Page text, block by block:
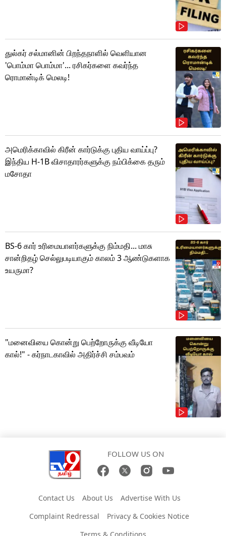
துல்கர் சல்மானின் பிறந்தநாளில் வெளியான
'பொம்மா பொம்மா'... ரசிகர்களை கவர்ந்த
ரொமான்டிக் மெலடி!
அமெரிக்காவில் கிரீன் கார்டுக்கு புதிய வாய்ப்பு?
இந்திய H-1B விசாதாரர்களுக்கு நம்பிக்கை தரும்
மசோதா
BS-6 கார் உரிமையாளர்களுக்கு நிம்மதி... மாசு
சான்றிதழ் செல்லுபடியாகும் காலம் 3 ஆண்டுகளாக
உயருமா?
"மனைவியை கொன்று பெற்றோருக்கு வீடியோ
கால்!" - கர்நாடகாவில் அதிர்ச்சி சம்பவம்
FOLLOW US ON
Contact Us About Us
Advertise With Us
Complaint Redressal
Privacy & Cookies Notice
Terms & Conditions